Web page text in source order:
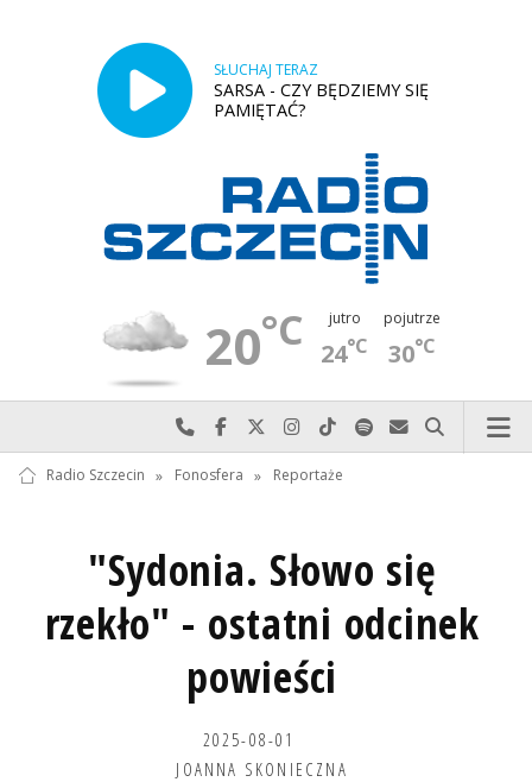
SŁUCHAJ TERAZ
SARSA - CZY BĘDZIEMY SIĘ
PAMIĘTAĆ?
20°C jutro
24°C
pojutrze
30°C
Najlepiej po prostu do nas zadzwoń
Odwiedź nas na Facebook-u
Odwiedź nas na X
Odwiedź nas na Instagram-ie
Odwiedź nas na TikTok-u
Szukaj nas na Spotify
Wyślij do nas
Szukaj
Radio Szczecin » Fonosfera » Reportaże
"Sydonia. Słowo się
rzekło" - ostatni odcinek
powieści
2025-08-01
JOANNA SKONIECZNA